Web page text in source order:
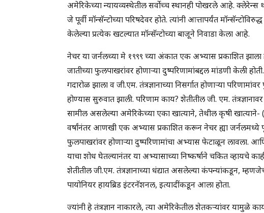
अमेरिकेच्या न्यायव्यस्थेतील सर्वोच्च स्थानही पोखरले आहे. क्लेरेन्स
जे पूर्वी मॉन्सॅन्टोच्या परिषदेवर होते. त्यांनी आत्तापर्यंत
केलेल्या प्रत्येक खटल्यात मॉन्सॅन्टोच्या बाजूने निवाडा केला आहे.
नेचर या जर्नलच्या मे १९९९ च्या अंकात एक अभ्यास प्रकाशित झाला
जातीच्या फुलपाखरांवर होणाऱ्या दुष्परिणामांबद्दल मांडणी केली
गदारोळ झाला व जी.एम. तंत्रज्ञानाच्या निसर्गात होणाऱ्या
होण्यास सुरुवात झाली. परिणाम काय? शेतीतील जी. एम.
सामील असलेल्या अमेरिकेच्या एका खात्याने, तेथील कृषी खात्याने-
वर्षांनंतर आणखी एक अभ्यास प्रकाशित करून नेचर ह्या जर्नलमध्ये
फुलपाखरांवर होणाऱ्या दुष्परिणामांचा अभ्यास फेटाळून लावला.
याचा शोध घेतल्यानंतर या अभ्यासाच्या निष्कर्षाने चकित व्हायचे
शेतीतील जी.एम. तंत्रज्ञानाच्या धंद्यात असलेल्या कंपन्यांकडून,
पायोनियर हायब्रिड इंटरनॅशनल, इत्यादींकडून आला होता.
ज्यांनी हे तंत्रज्ञान नाकारले, त्या अमेरिकेतील शेतकऱ्यांवर यामुळे